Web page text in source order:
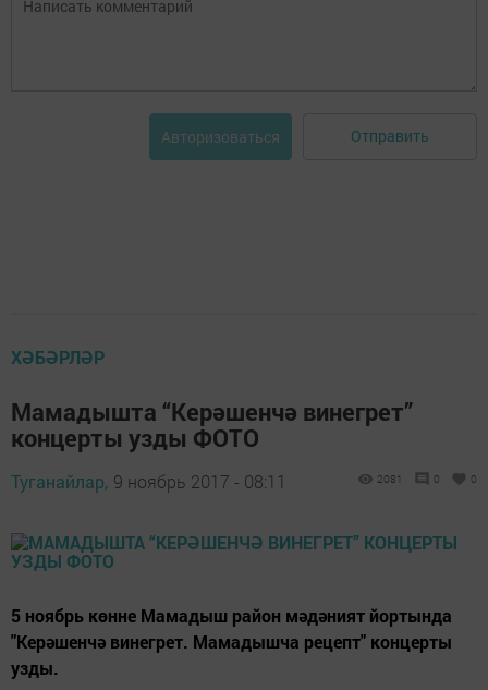
Авторизоваться Отправить
ХӘБӘРЛӘР
Мамадышта “Керәшенчә винегрет”
концерты узды ФОТО
Туганайлар, 9 ноябрь 2017 - 08:11 2081 0 0
5 ноябрь көнне Мамадыш район мәдәният йортында
"Керәшенчә винегрет. Мамадышча рецепт" концерты
узды.